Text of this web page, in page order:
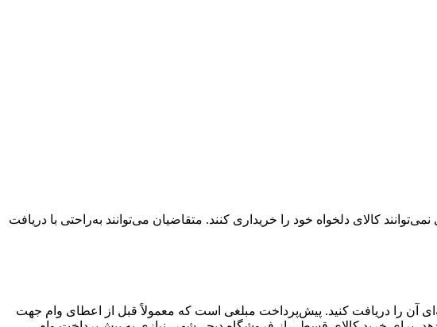
کالای دلخواه خود را خریداری کنند. متقاضیان می‌توانند به‌راحتی با دریافت
آن را دریافت کنید. پیش‌پرداخت مبلغی است که معمولاً قبل از اعطای وام جهت